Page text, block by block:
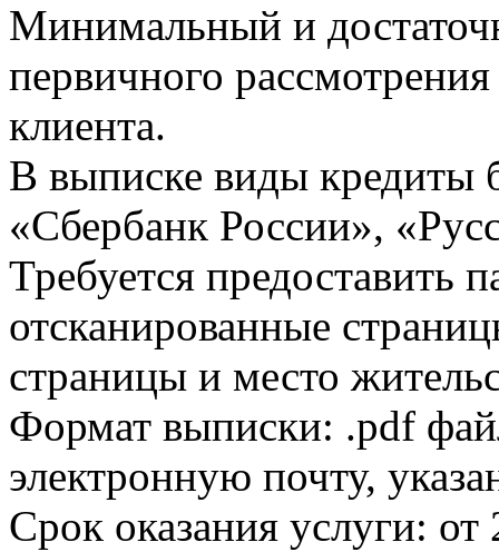
Минимальный и
первичного
клиента.
В выписке виды кредиты
«Сбербанк России»,
Требуется предоставить
отсканированные
страницы и место
Формат выписки: .pdf
электронную почту,
Срок оказания услуги: от